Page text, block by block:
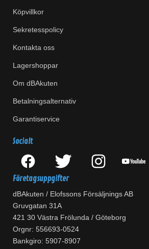
Köpvillkor
Sekretesspolicy
Kontakta oss
Lagershoppar
Om dBAkuten
Betalningsalternativ
Garantiservice
Socialt
Företagsuppgifter
dBAkuten / Elofssons Försäljnings AB
Gruvgatan 31A
421 30 Västra Frölunda / Göteborg
Orgnr: 556693-0524
Bankgiro: 5907-8907